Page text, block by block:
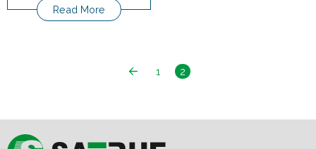
Read More
1 2